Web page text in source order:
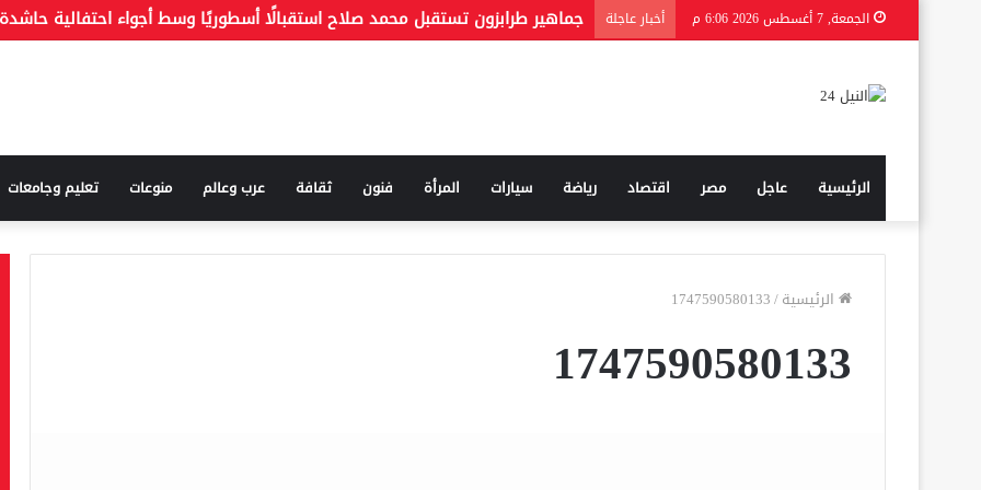
الجمعة, 7 أغسطس 2026 6:06 م أخبار عاجلة
الرئيسية عاجل مصر اقتصاد رياضة سيارات المرأة فنون ثقافة عرب وعالم منوعات تعليم وجامعات
الرئيسية/
1747590580133
1747590580133